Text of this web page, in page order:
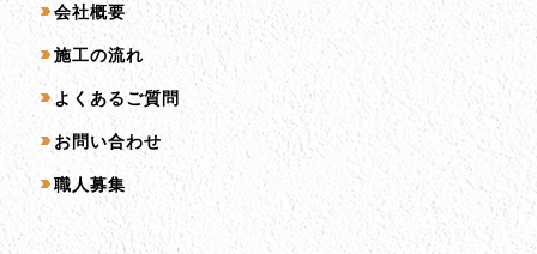
会社概要
施工の流れ
よくあるご質問
お問い合わせ
職人募集